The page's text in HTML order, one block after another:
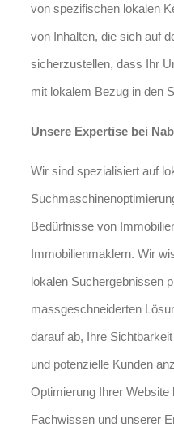
von spezifischen lokalen
von Inhalten, die sich auf
sicherzustellen, dass Ihr
mit lokalem Bezug in den
Unsere Expertise bei
Wir sind spezialisiert auf
Bedürfnisse von
Immobilienmaklern. Wir
lokalen Suchergebnissen
massgeschneiderten
darauf ab, Ihre
und potenzielle Kunden
Optimierung Ihrer
Fachwissen und unserer